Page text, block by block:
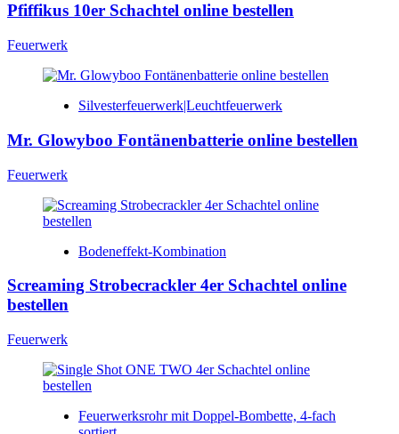
Pfiffikus 10er Schachtel online bestellen
Feuerwerk
Silvesterfeuerwerk|Leuchtfeuerwerk
Mr. Glowyboo Fontänenbatterie online bestellen
Feuerwerk
Bodeneffekt-Kombination
Screaming Strobecrackler 4er Schachtel online
bestellen
Feuerwerk
Feuerwerksrohr mit Doppel-Bombette, 4-fach